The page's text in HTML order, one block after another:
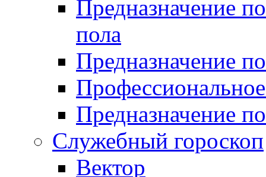
Предназначение
пола
Предназначение
Предназначение
Служебный гороскоп
Вектор